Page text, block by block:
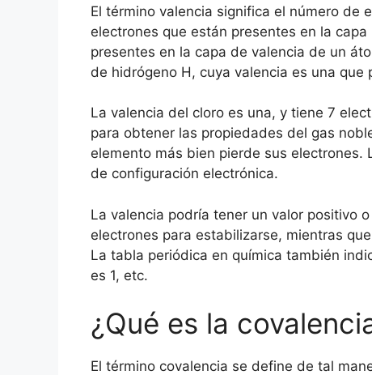
El término valencia significa el número de
electrones que están presentes en la
presentes en la capa de valencia de un
de hidrógeno H, cuya valencia es una
La valencia del cloro es una, y tiene 7
para obtener las propiedades del gas
elemento más bien pierde sus
de configuración electrónica.
La valencia podría tener un valor positivo
electrones para estabilizarse, mientras
La tabla periódica en química también
es 1, etc.
¿Qué es la
El término covalencia se define de tal